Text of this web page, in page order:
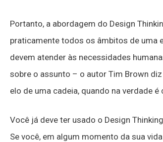
Portanto, a abordagem do Design
praticamente todos os âmbitos de uma
devem atender às necessidades
sobre o assunto – o autor Tim Brown
elo de uma cadeia, quando na verdade é
Você já deve ter usado o Design
Se você, em algum momento da sua